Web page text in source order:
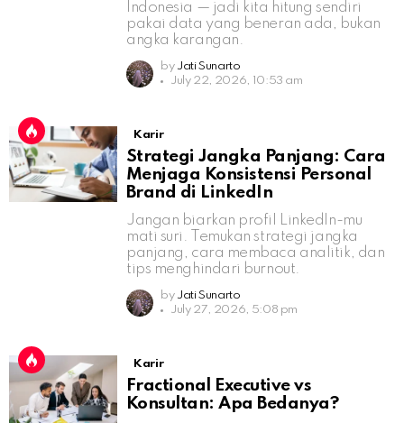
Indonesia — jadi kita hitung sendiri
pakai data yang beneran ada, bukan
angka karangan.
by Jati Sunarto
July 22, 2026, 10:53 am
Karir
Strategi Jangka Panjang: Cara
Menjaga Konsistensi Personal
Brand di LinkedIn
Jangan biarkan profil LinkedIn-mu
mati suri. Temukan strategi jangka
panjang, cara membaca analitik, dan
tips menghindari burnout.
by Jati Sunarto
July 27, 2026, 5:08 pm
Karir
Fractional Executive vs
Konsultan: Apa Bedanya?